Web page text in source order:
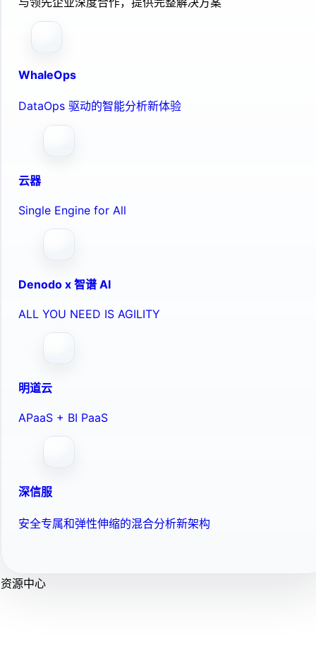
WhaleOps
DataOps 驱动的智能分析新体验
云器
Single Engine for All
Denodo x 智谱 AI
ALL YOU NEED IS AGILITY
明道云
APaaS + BI PaaS
深信服
安全专属和弹性伸缩的混合分析新架构
资源中心